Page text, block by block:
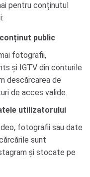
pentru conținutul
public
fotografii,
și IGTV din conturile
descărcarea de
de acces valide.
utilizatorului
fotografii sau date
sunt
și stocate pe